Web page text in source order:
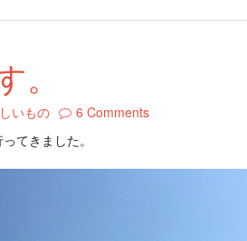
いもの
6 Comments
てきました。